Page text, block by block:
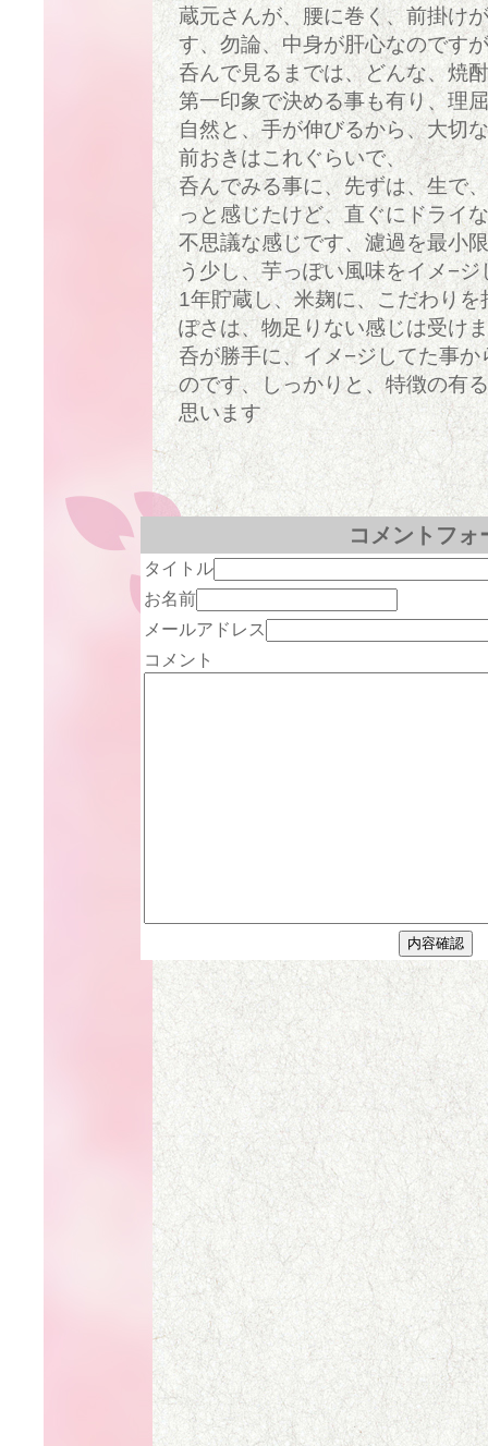
蔵元さんが、腰に巻く、前掛け
す、勿論、中身が肝心なのですが
呑んで見るまでは、どんな、焼
第一印象で決める事も有り、理
自然と、手が伸びるから、大切
前おきはこれぐらいで、
呑んでみる事に、先ずは、生で
っと感じたけど、直ぐにドライ
不思議な感じです、濾過を最小
う少し、芋っぽい風味をイメ−ジ
1年貯蔵し、米麹に、こだわり
ぽさは、物足りない感じは受け
呑が勝手に、イメ−ジしてた事
のです、しっかりと、特徴の有
思います
コメントフォ
タイトル
お名前
メールアドレス
コメント